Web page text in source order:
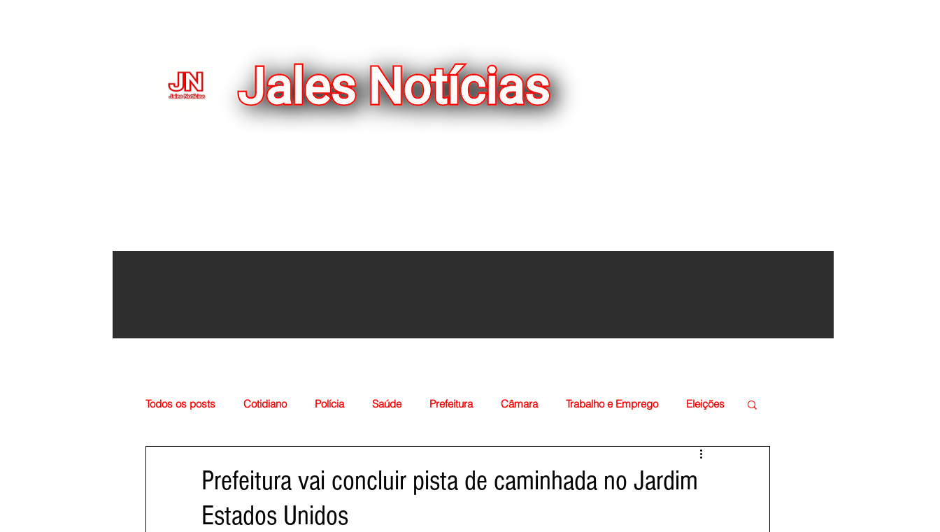
Todos os posts Cotidiano Polícia Saúde Prefeitura Câmara Trabalho e Emprego Eleições
Prefeitura vai concluir pista de caminhada no Jardim
Estados Unidos